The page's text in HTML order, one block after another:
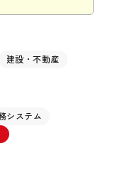
建設・不動産
システム